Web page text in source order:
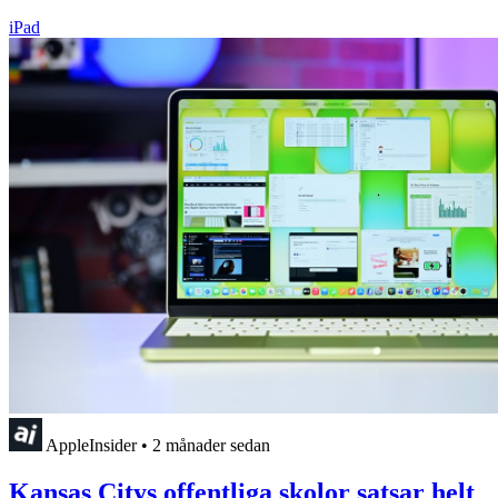
iPad
AppleInsider • 2 månader sedan
Kansas Citys offentliga skolor satsar helt